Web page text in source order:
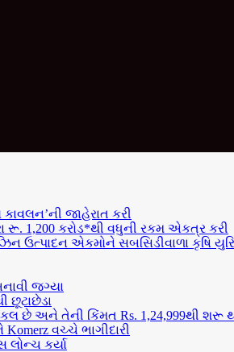
જાહેરાત કરી
રૂ. 1,200 કરોડ*થી વધુની રકમ એકત્ર કરી
ઉત્પાદન એકમોને સબસિડીવાળા કૃષિ
જગ્યા
છૂટાછેડા
છે અને તેની કિંમત Rs. 1,24,999થી શરૂ
વચ્ચે ભાગીદારી
લોન્ચ કર્યા